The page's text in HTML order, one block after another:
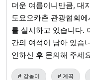
더운 여름이니만큼, 대
도요오카촌 관광협회
를 실시하고 있습니다.
간의 여석이 남아 있습
인하신 후 문의해 주세
상쾌함을 느껴보세요!
강놀이 계곡